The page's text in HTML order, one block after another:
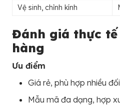
Vệ sinh, chỉnh kính
Đánh giá thực
hàng
Ưu điểm
Giá rẻ, phù hợp nhiều
Mẫu mã đa dạng, hợp